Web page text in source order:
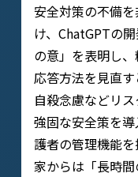
安全対策の不備
け、ChatGPTの
の意」を表明し
応答方法を見直す
自殺念慮などリ
強固な安全策を
護者の管理機能
家からは「長時